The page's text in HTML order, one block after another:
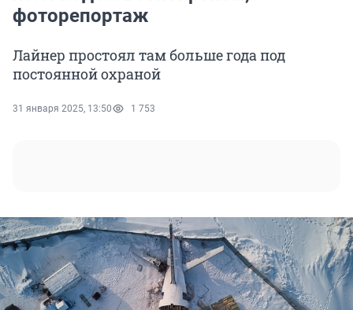
фоторепортаж
Лайнер простоял там больше года под
постоянной охраной
31 января 2025, 13:50 1 753